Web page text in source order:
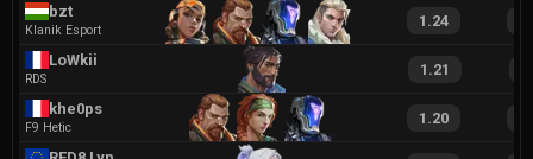
bzt
Klanik Esport
1.24
LoWkii
RDS
1.21
khe0ps
F9 Hetic
1.20